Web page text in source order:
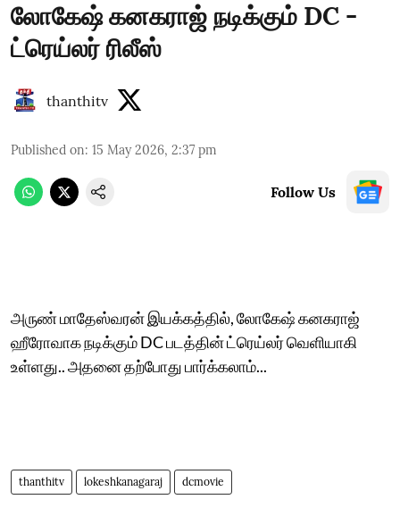
லோகேஷ் கனகராஜ் நடிக்கும் DC -
ட்ரெய்லர் ரிலீஸ்
thanthitv
Published on: 15 May 2026, 2:37 pm
Follow Us
அருண் மாதேஸ்வரன் இயக்கத்தில், லோகேஷ் கனகராஜ்
ஹீரோவாக நடிக்கும் DC படத்தின் ட்ரெய்லர் வெளியாகி
உள்ளது.. அதனை தற்போது பார்க்கலாம்...
thanthitv lokeshkanagaraj dcmovie